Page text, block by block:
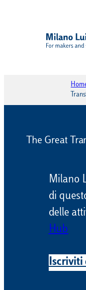
contenuto
The Great
Milano
di
delle
Hub
Iscriviti